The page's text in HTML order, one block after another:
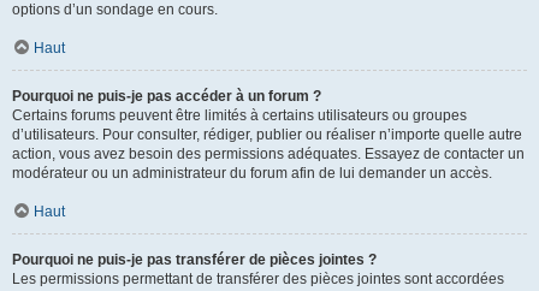
options d’un sondage en cours.
Haut
Pourquoi ne puis-je pas accéder à un forum ?
Certains forums peuvent être limités à certains utilisateurs ou groupes
d’utilisateurs. Pour consulter, rédiger, publier ou réaliser n’importe quelle autre
action, vous avez besoin des permissions adéquates. Essayez de contacter un
modérateur ou un administrateur du forum afin de lui demander un accès.
Haut
Pourquoi ne puis-je pas transférer de pièces jointes ?
Les permissions permettant de transférer des pièces jointes sont accordées